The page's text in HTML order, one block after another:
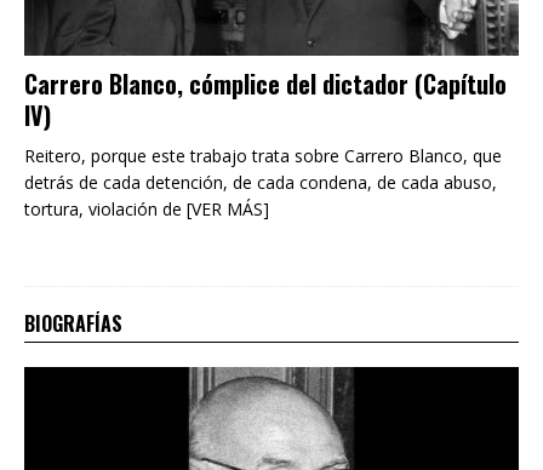
Carrero Blanco, cómplice del dictador (Capítulo
IV)
Reitero, porque este trabajo trata sobre Carrero Blanco, que
detrás de cada detención, de cada condena, de cada abuso,
tortura, violación de [VER MÁS]
BIOGRAFÍAS